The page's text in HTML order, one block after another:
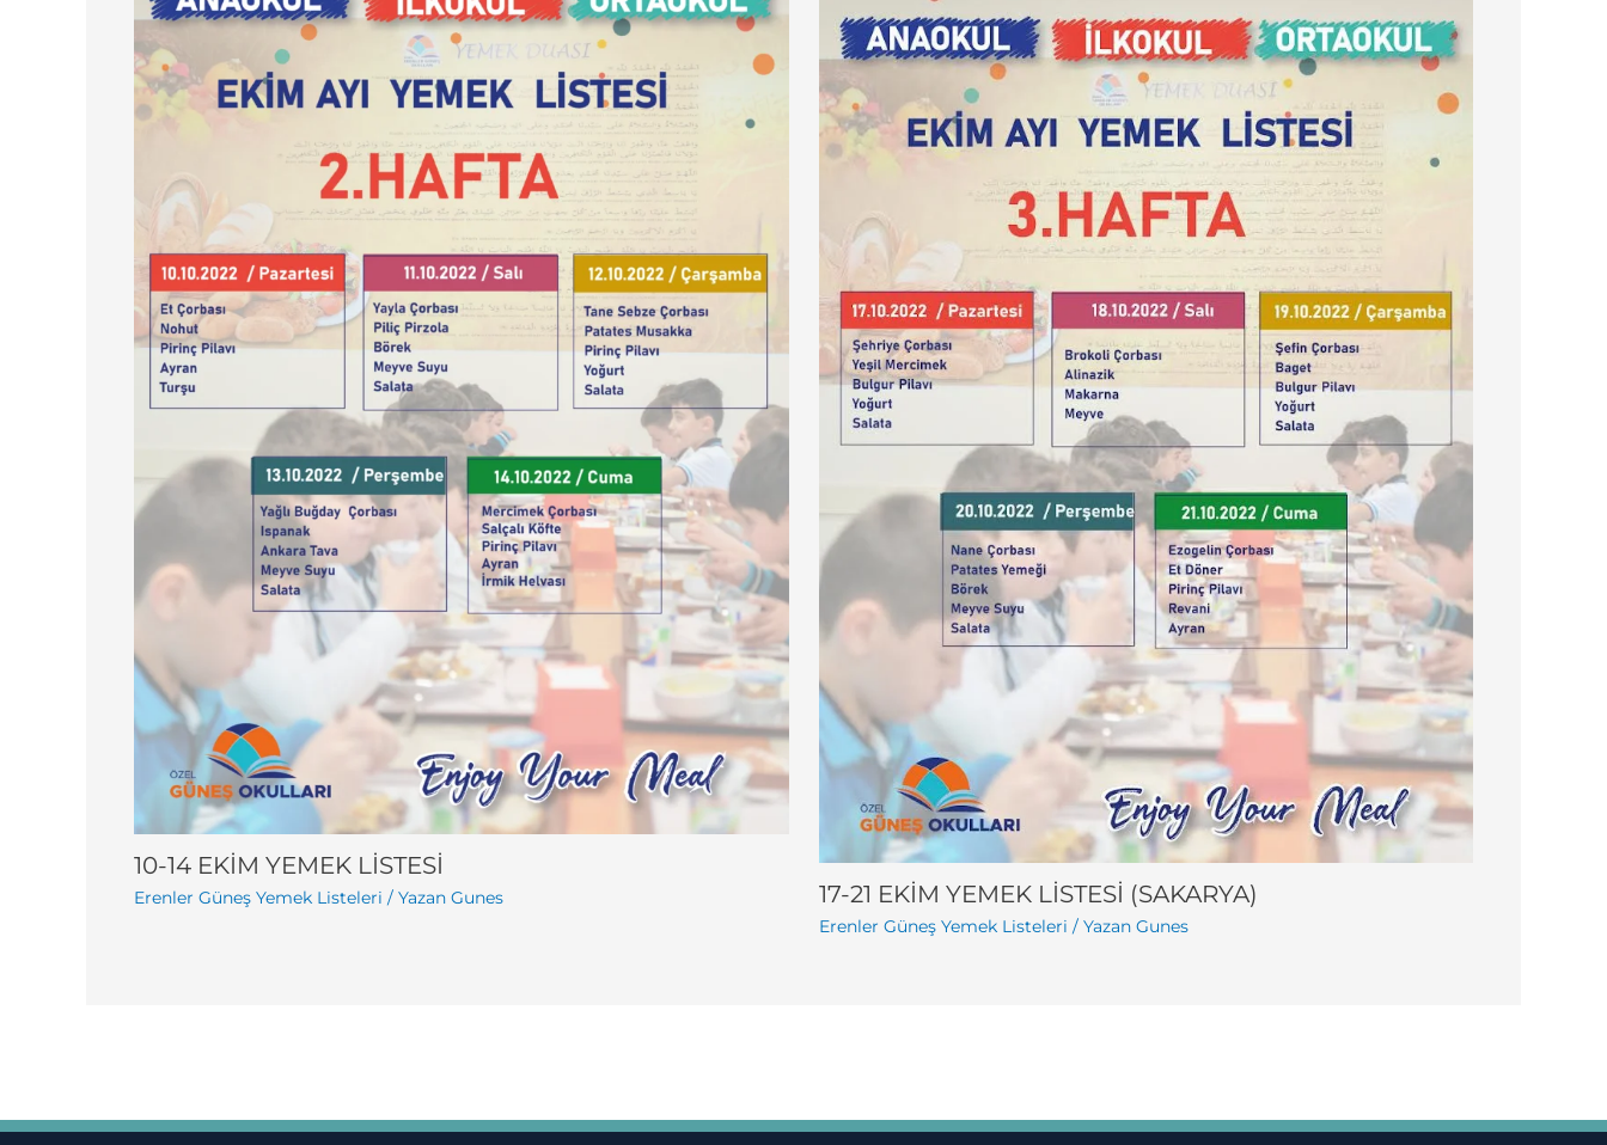
10-14 EKİM YEMEK LİSTESİ
Erenler Güneş Yemek Listeleri / Yazan Gunes 17-21 EKİM YEMEK LİSTESİ (SAKARYA)
Erenler Güneş Yemek Listeleri / Yazan Gunes